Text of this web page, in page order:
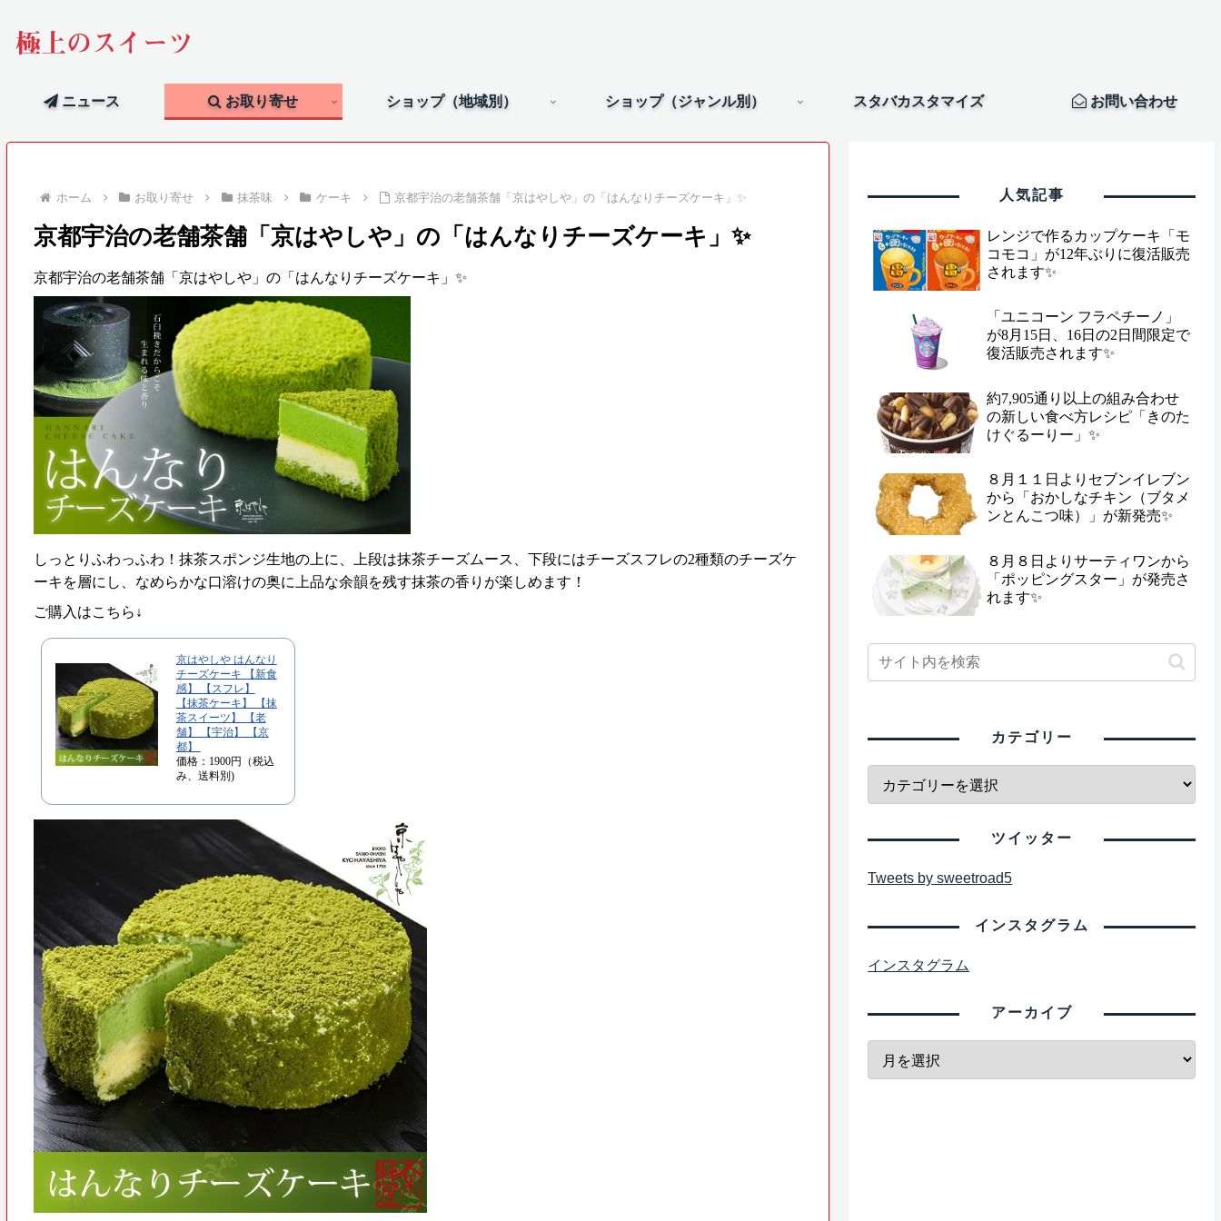
極上のスイーツ
ニュース お取り寄せ ショップ（地域別） ショップ（ジャンル別） スタバカスタマイズ お問い合わせ
ホーム お取り寄せ 抹茶味 ケーキ 京都宇治の老舗茶舗「京はやしや」の「はんなりチーズケーキ」✨
京都宇治の老舗茶舗「京はやしや」の「はんなりチーズケーキ」✨
京都宇治の老舗茶舗「京はやしや」の「はんなりチーズケーキ」✨
しっとりふわっふわ！抹茶スポンジ生地の上に、上段は抹茶チーズムース、下段にはチーズスフレの2種類のチーズケ
ーキを層にし、なめらかな口溶けの奥に上品な余韻を残す抹茶の香りが楽しめます！
ご購入はこちら↓
京はやしや はんなり
チーズケーキ 【新食
感】 【スフレ】
【抹茶ケーキ】 【抹
茶スイーツ】 【老
舗】 【宇治】 【京
都】
価格：1900円（税込
み、送料別)
人気記事
レンジで作るカップケーキ「モ
コモコ」が12年ぶりに復活販売
されます✨
「ユニコーン フラペチーノ」
が8月15日、16日の2日間限定で
復活販売されます✨
約7,905通り以上の組み合わせ
の新しい食べ方レシピ「きのた
けぐるーりー」✨
８月１１日よりセブンイレブン
から「おかしなチキン（ブタメ
ンとんこつ味）」が新発売✨
８月８日よりサーティワンから
「ポッピングスター」が発売さ
れます✨
カテゴリー
ツイッター
Tweets by sweetroad5
インスタグラム
インスタグラム
アーカイブ